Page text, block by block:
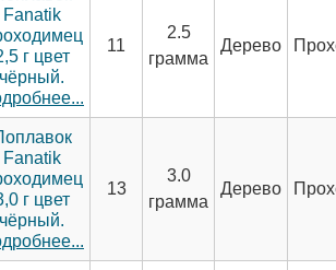
Fanatik
г цвет
чёрный.
11
2.5
грамма
Дерево
Fanatik
г цвет
чёрный.
13
3.0
грамма
Дерево